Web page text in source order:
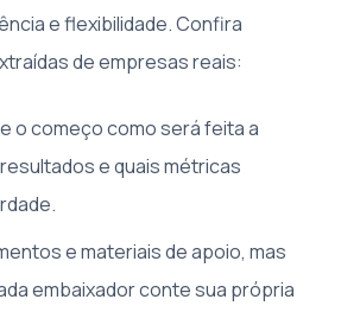
e flexibilidade. Confira
de empresas reais:
o começo como será feita a
e quais métricas
e materiais de apoio, mas
embaixador conte sua própria